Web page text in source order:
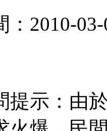
：2010-
提示：由